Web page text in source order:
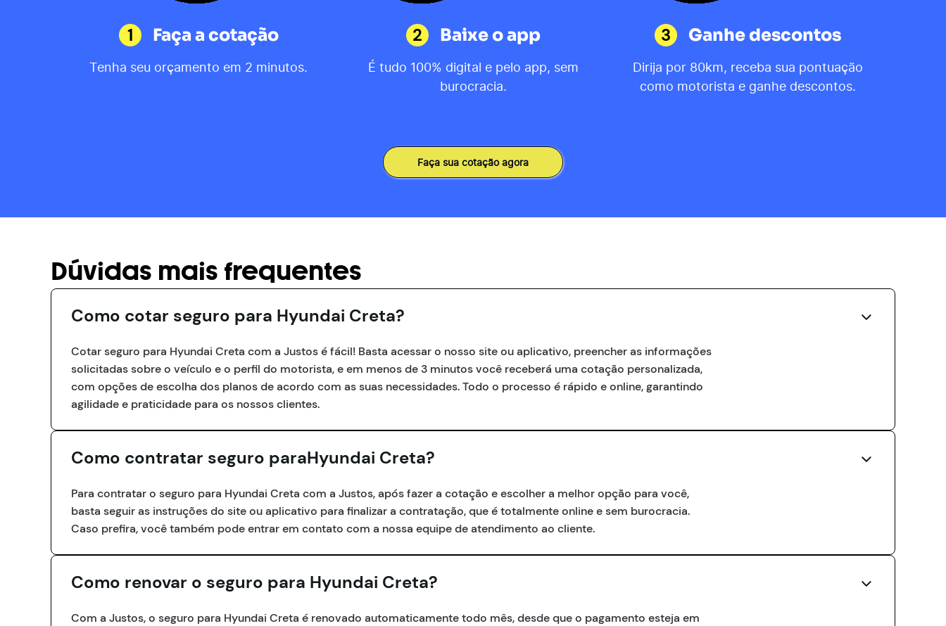
1 Faça a cotação
Tenha seu orçamento em 2 minutos.
2 Baixe o app
É tudo 100% digital e pelo app, sem
burocracia.
3 Ganhe descontos
Dirija por 80km, receba sua pontuação
como motorista e ganhe descontos.
Faça sua cotação agora
Dúvidas mais frequentes
Como cotar seguro para Hyundai Creta?
Cotar seguro para Hyundai Creta com a Justos é fácil! Basta acessar o nosso site ou aplicativo, preencher as informações
solicitadas sobre o veículo e o perfil do motorista, e em menos de 3 minutos você receberá uma cotação personalizada,
com opções de escolha dos planos de acordo com as suas necessidades. Todo o processo é rápido e online, garantindo
agilidade e praticidade para os nossos clientes.
Como contratar seguro paraHyundai Creta?
Para contratar o seguro para Hyundai Creta com a Justos, após fazer a cotação e escolher a melhor opção para você,
basta seguir as instruções do site ou aplicativo para finalizar a contratação, que é totalmente online e sem burocracia.
Caso prefira, você também pode entrar em contato com a nossa equipe de atendimento ao cliente.
Como renovar o seguro para Hyundai Creta?
Com a Justos, o seguro para Hyundai Creta é renovado automaticamente todo mês, desde que o pagamento esteja em